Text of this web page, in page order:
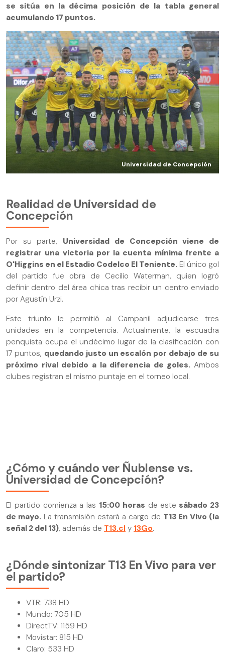
se sitúa en la décima posición de la tabla general
acumulando 17 puntos.
Universidad de Concepción
Realidad de Universidad de
Concepción
Por su parte, Universidad de Concepción viene de
registrar una victoria por la cuenta mínima frente a
O'Higgins en el Estadio Codelco El Teniente. El único gol
del partido fue obra de Cecilio Waterman, quien logró
definir dentro del área chica tras recibir un centro enviado
por Agustín Urzi.
Este triunfo le permitió al Campanil adjudicarse tres
unidades en la competencia. Actualmente, la escuadra
penquista ocupa el undécimo lugar de la clasificación con
17 puntos, quedando justo un escalón por debajo de su
próximo rival debido a la diferencia de goles. Ambos
clubes registran el mismo puntaje en el torneo local.
¿Cómo y cuándo ver Ñublense vs.
Universidad de Concepción?
El partido comienza a las 15:00 horas de este sábado 23
de mayo. La transmisión estará a cargo de T13 En Vivo (la
señal 2 del 13), además de T13.cl y 13Go.
¿Dónde sintonizar T13 En Vivo para ver
el partido?
VTR: 738 HD
Mundo: 705 HD
DirectTV: 1159 HD
Movistar: 815 HD
Claro: 533 HD